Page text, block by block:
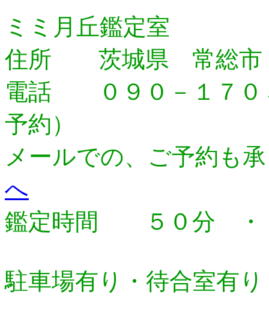
ミミ月丘鑑定室
住所 茨城県 常総市
電話 ０９０－１７０
予約）
メールでの、ご予約も
へ
鑑定時間 ５０分
駐車場有り・待合室有り